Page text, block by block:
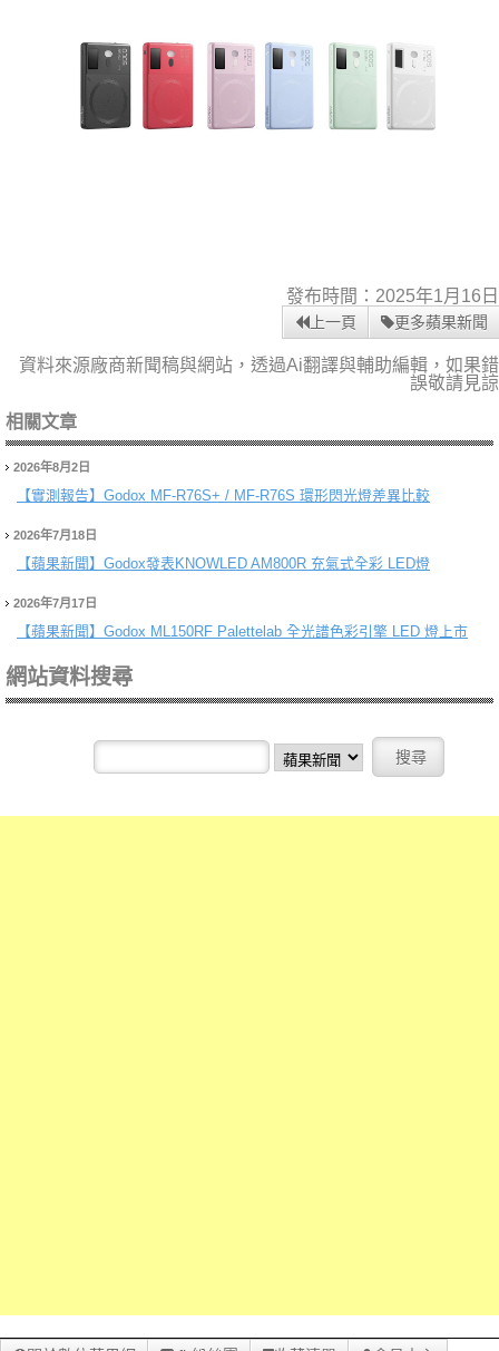
發布時間：2025年1月16日
上一頁 更多蘋果新聞
資料來源廠商新聞稿與網站，透過Ai翻譯與輔助編輯，如果錯
誤敬請見諒
相關文章
2026年8月2日
【實測報告】 Godox MF-R76S+ / MF-R76S 環形閃光燈差異比較
2026年7月18日
【蘋果新聞】 Godox發表KNOWLED AM800R 充氣式全彩 LED燈
2026年7月17日
【蘋果新聞】 Godox ML150RF Palettelab 全光譜色彩引擎 LED 燈上市
網站資料搜尋